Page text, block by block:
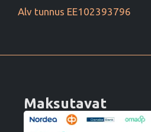
Alv tunnus EE102393796
Maksutavat